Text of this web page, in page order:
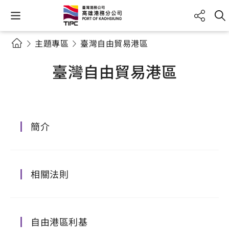
主題專區 臺灣自由貿易港區
臺灣自由貿易港區
簡介
相關法則
自由港區利基